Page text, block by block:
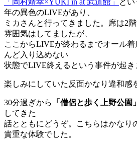
「岡村靖幸×YUKI in at 武道館」
と
年の異色のLIVEがあり、
ミカさんと行ってきました。席は2
雰囲気はしてましたが、
ここからLIVEが終わるまでオール
んど入り込めない
状態でLIVE終えるという事件が起き
楽しみにしていた反面かなり違和感
30分過ぎから 「僧侶と歩く上野公園」
してきた
話とともにどうぞ。こちらはかなり
貴重な体験でした。